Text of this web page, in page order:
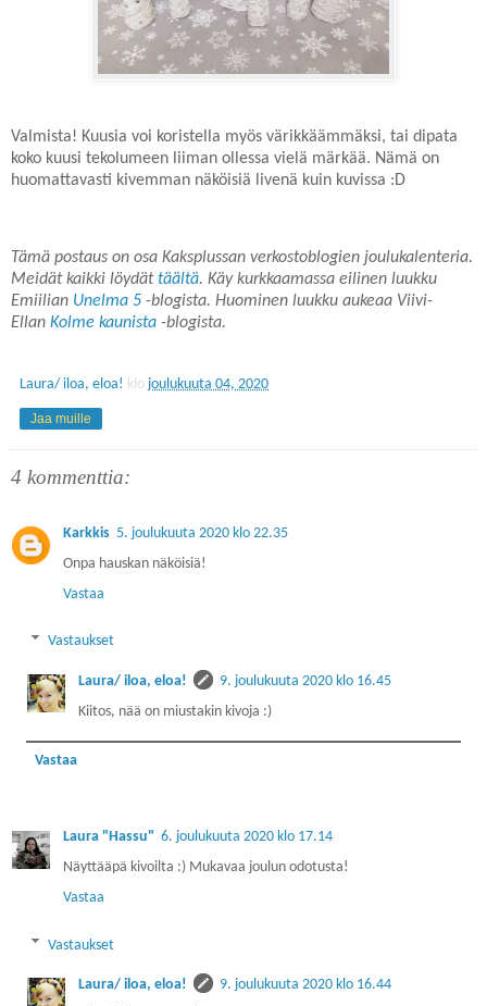
Valmista! Kuusia voi koristella myös värikkäämmäksi, tai dipata
koko kuusi tekolumeen liiman ollessa vielä märkää. Nämä on
huomattavasti kivemman näköisiä livenä kuin kuvissa :D
Tämä postaus on osa Kaksplussan verkostoblogien joulukalenteria.
Meidät kaikki löydättäältä. Käy kurkkaamassa eilinen luukku
Emiilian Unelma 5 -blogista. Huominen luukku aukeaa Viivi-
Ellan Kolme kaunista -blogista.
Laura/ iloa, eloa! klo joulukuuta 04, 2020
Jaa muille
4 kommenttia:
Karkkis 5. joulukuuta 2020 klo 22.35
Onpa hauskan näköisiä!
Vastaa
Vastaukset
Laura/ iloa, eloa!
9. joulukuuta 2020 klo 16.45
Kiitos, nää on miustakin kivoja :)
Vastaa
Laura "Hassu" 6. joulukuuta 2020 klo 17.14
Näyttääpä kivoilta :) Mukavaa joulun odotusta!
Vastaa
Vastaukset
Laura/ iloa, eloa!
9. joulukuuta 2020 klo 16.44